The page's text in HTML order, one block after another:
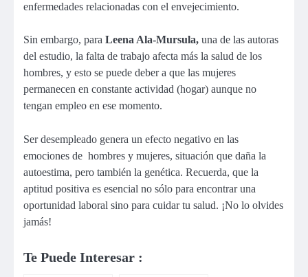
enfermedades relacionadas con el envejecimiento.
Sin embargo, para Leena Ala-Mursula, una de las autoras
del estudio, la falta de trabajo afecta más la salud de los
hombres, y esto se puede deber a que las mujeres
permanecen en constante actividad (hogar) aunque no
tengan empleo en ese momento.
Ser desempleado genera un efecto negativo en las
emociones de hombres y mujeres, situación que daña la
autoestima, pero también la genética. Recuerda, que la
aptitud positiva es esencial no sólo para encontrar una
oportunidad laboral sino para cuidar tu salud. ¡No lo olvides
jamás!
Te Puede Interesar :